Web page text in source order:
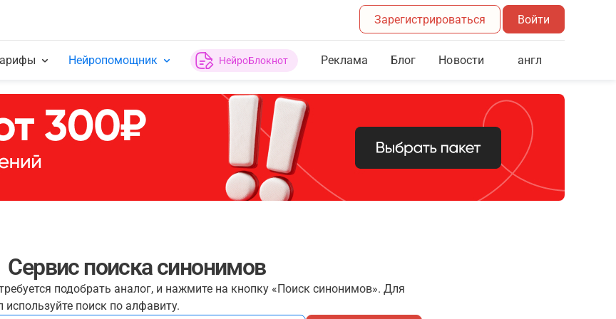
Зарегистрироваться Войти
Нейропомощник НейроБлокнот Реклама Блог Новости англ
Сервис поиска синонимов
подобрать аналог, и нажмите на кнопку «Поиск синонимов». Для
поиск по алфавиту.